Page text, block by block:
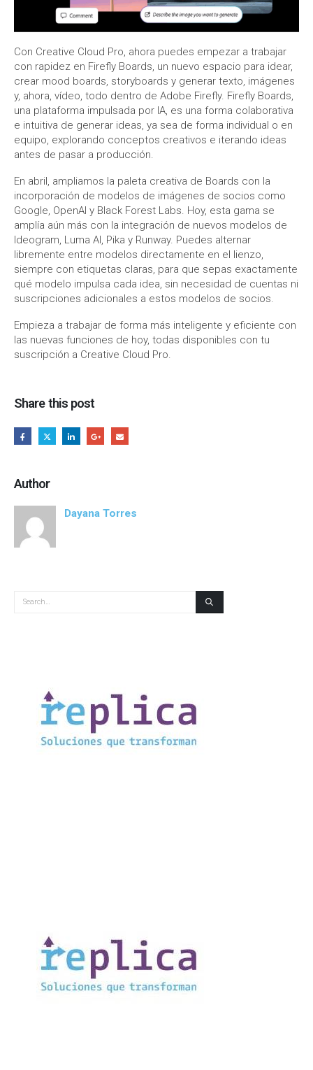
Con Creative Cloud Pro, ahora puedes empezar a trabajar
con rapidez en Firefly Boards, un nuevo espacio para idear,
crear mood boards, storyboards y generar texto, imágenes
y, ahora, vídeo, todo dentro de Adobe Firefly. Firefly Boards,
una plataforma impulsada por IA, es una forma colaborativa
e intuitiva de generar ideas, ya sea de forma individual o en
equipo, explorando conceptos creativos e iterando ideas
antes de pasar a producción.
En abril, ampliamos la paleta creativa de Boards con la
incorporación de modelos de imágenes de socios como
Google, OpenAI y Black Forest Labs. Hoy, esta gama se
amplía aún más con la integración de nuevos modelos de
Ideogram, Luma AI, Pika y Runway. Puedes alternar
libremente entre modelos directamente en el lienzo,
siempre con etiquetas claras, para que sepas exactamente
qué modelo impulsa cada idea, sin necesidad de cuentas ni
suscripciones adicionales a estos modelos de socios.
Empieza a trabajar de forma más inteligente y eficiente con
las nuevas funciones de hoy, todas disponibles con tu
suscripción a Creative Cloud Pro.
Share this post
Author
Dayana Torres